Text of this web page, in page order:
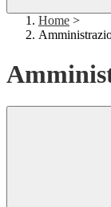
Home >